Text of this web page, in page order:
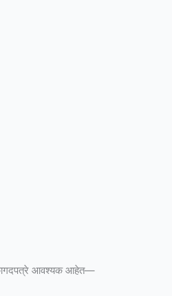
आवश्यक आहेत—